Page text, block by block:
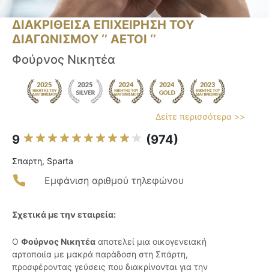
ΔΙΑΚΡΙΘΕΙΣΑ ΕΠΙΧΕΙΡΗΣΗ ΤΟΥ
ΔΙΑΓΩΝΙΣΜΟΥ ‘’ ΑΕΤΟΙ ‘’
Φούρνος Νικητέα
Δείτε περισσότερα >>
9 (974)
Σπαρτη, Sparta
Εμφάνιση αριθμού τηλεφώνου
Σχετικά με την εταιρεία:
Ο Φούρνος Νικητέα αποτελεί μια οικογενειακή
αρτοποιία με μακρά παράδοση στη Σπάρτη,
προσφέροντας γεύσεις που διακρίνονται για την